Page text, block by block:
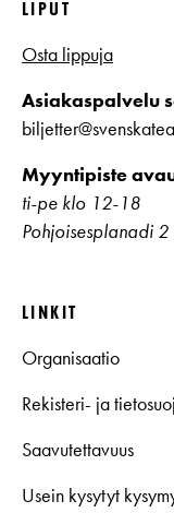
LIPUT
Osta lippuja
Asiakaspalvelu
Myyntipiste
ti-pe klo 12-18
Pohjoisesplanadi 2
LINKIT
Organisaatio
Rekisteri- ja
Saavutettavuus
Usein kysytyt